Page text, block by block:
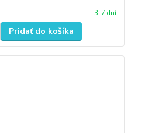
3-7 dní
Pridať do košíka